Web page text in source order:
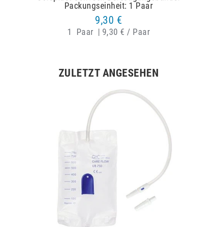
Packungseinheit: 1 Paar
9,30 €
1 Paar | 9,30 € / Paar
ZULETZT ANGESEHEN